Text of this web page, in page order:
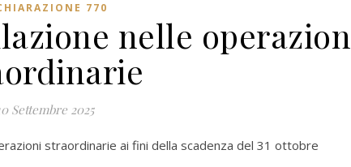
770
nelle
Settembre 2025
straordinarie ai fini della scadenza del 31 ottobre